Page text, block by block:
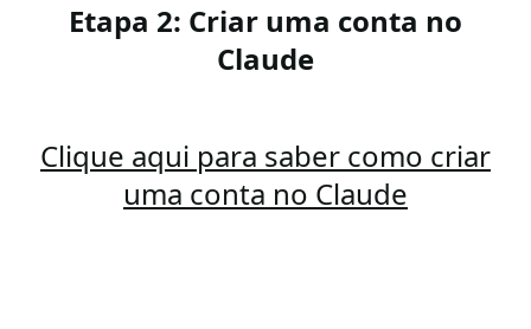
Etapa 2: Criar uma conta no
Claude
Clique aqui para saber como criar
uma conta no Claude